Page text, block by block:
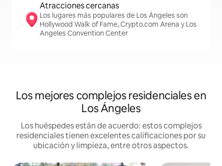
Atracciones cercanas
Los lugares más populares de Los Ángeles son
Hollywood Walk of Fame, Crypto.com Arena y Los
Angeles Convention Center
Los mejores complejos residenciales en
Los Ángeles
Los huéspedes están de acuerdo: estos complejos
residenciales tienen excelentes calificaciones por su
ubicación y limpieza, entre otros aspectos.